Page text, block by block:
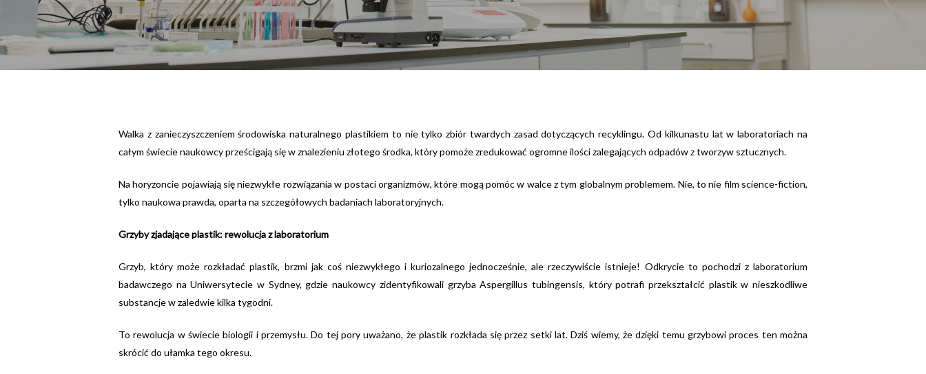
Walka z zanieczyszczeniem środowiska naturalnego plastikiem to nie tylko zbiór twardych zasad dotyczących recyklingu. Od kilkunastu lat w laboratoriach na
całym świecie naukowcy prześcigają się w znalezieniu złotego środka, który pomoże zredukować ogromne ilości zalegających odpadów z tworzyw sztucznych.
Na horyzoncie pojawiają się niezwykłe rozwiązania w postaci organizmów, które mogą pomóc w walce z tym globalnym problemem. Nie, to nie film science-fiction,
tylko naukowa prawda, oparta na szczegółowych badaniach laboratoryjnych.
Grzyby zjadające plastik: rewolucja z laboratorium
Grzyb, który może rozkładać plastik, brzmi jak coś niezwykłego i kuriozalnego jednocześnie, ale rzeczywiście istnieje! Odkrycie to pochodzi z laboratorium
badawczego na Uniwersytecie w Sydney, gdzie naukowcy zidentyfikowali grzyba Aspergillus tubingensis, który potrafi przekształcić plastik w nieszkodliwe
substancje w zaledwie kilka tygodni.
To rewolucja w świecie biologii i przemysłu. Do tej pory uważano, że plastik rozkłada się przez setki lat. Dziś wiemy, że dzięki temu grzybowi proces ten można
skrócić do ułamka tego okresu.